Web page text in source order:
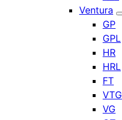
Ventura
GP
GPL
HR
HRL
FT
VTG
VG